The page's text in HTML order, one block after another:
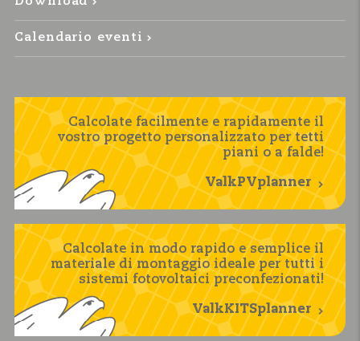
Calendario eventi
Calcolate facilmente e rapidamente il
vostro progetto personalizzato per tetti
piani o a falde!
ValkPVplanner
Calcolate in modo rapido e semplice il
materiale di montaggio ideale per tutti i
sistemi fotovoltaici preconfezionati!
ValkKITSplanner